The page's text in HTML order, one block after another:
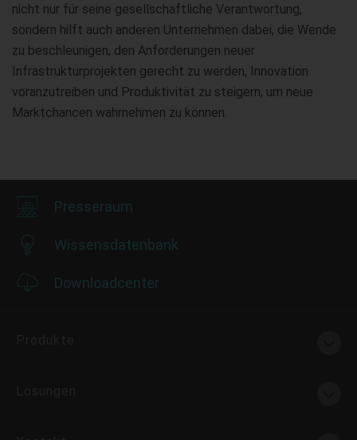
nicht nur für seine gesellschaftliche Verantwortung,
sondern hilft auch anderen Unternehmen dabei, die Wende
zu beschleunigen, den Anforderungen neuer
Infrastrukturprojekten gerecht zu werden, Innovation
voranzutreiben und Produktivität zu steigern, um neue
Marktchancen wahrnehmen zu können.
Presseraum
Wissensdatenbank
Downloadcenter